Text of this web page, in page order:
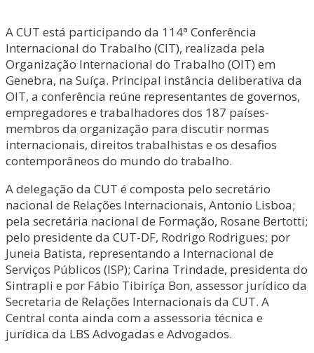
A CUT está participando da 114ª Conferência
Internacional do Trabalho (CIT), realizada pela
Organização Internacional do Trabalho (OIT) em
Genebra, na Suíça. Principal instância deliberativa da
OIT, a conferência reúne representantes de governos,
empregadores e trabalhadores dos 187 países-
membros da organização para discutir normas
internacionais, direitos trabalhistas e os desafios
contemporâneos do mundo do trabalho.
A delegação da CUT é composta pelo secretário
nacional de Relações Internacionais, Antonio Lisboa;
pela secretária nacional de Formação, Rosane Bertotti;
pelo presidente da CUT-DF, Rodrigo Rodrigues; por
Juneia Batista, representando a Internacional de
Serviços Públicos (ISP); Carina Trindade, presidenta do
Sintrapli e por Fábio Tibiríça Bon, assessor jurídico da
Secretaria de Relações Internacionais da CUT. A
Central conta ainda com a assessoria técnica e
jurídica da LBS Advogadas e Advogados.